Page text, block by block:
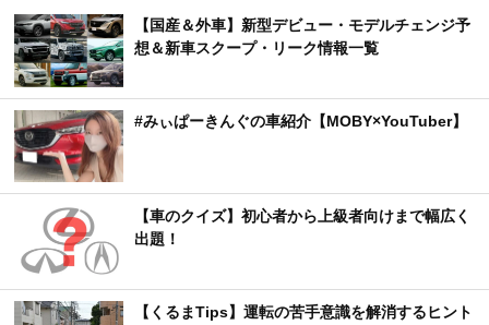
【国産＆外車】新型デビュー・モデルチェンジ予
想＆新車スクープ・リーク情報一覧
#みぃぱーきんぐの車紹介【MOBY×YouTuber】
【車のクイズ】初心者から上級者向けまで幅広く
出題！
【くるまTips】運転の苦手意識を解消するヒント